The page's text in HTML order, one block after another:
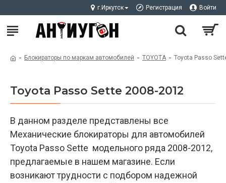
г.Иркутск Регистрация Войти
Блокираторы по маркам автомобилей TOYOTA Toyota Passo
Toyota Passo Sette 2008-2012
В данном разделе представлены все
Механические блокираторы для автомобилей
Toyota Passo Sette модельного ряда 2008-2012,
предлагаемые в нашем магазине. Если
возникают трудности с подбором надежной